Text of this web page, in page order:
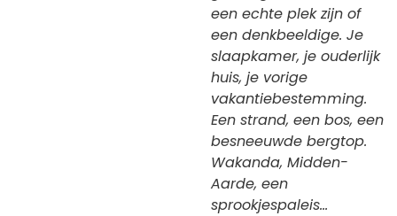
een echte plek zijn of
een denkbeeldige. Je
slaapkamer, je ouderlijk
huis, je vorige
vakantiebestemming.
Een strand, een bos, een
besneeuwde bergtop.
Wakanda, Midden-
Aarde, een
sprookjespaleis…